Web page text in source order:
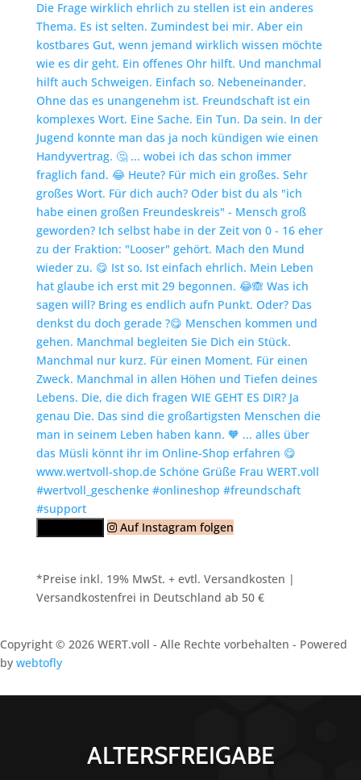
Auf Instagram folgen
*Preise inkl. 19% MwSt. + evtl. Versandkosten |
Versandkostenfrei in Deutschland ab 50 €
Copyright © 2026 WERT.voll - Alle Rechte vorbehalten - Powered
by webtofly
ALTERSFREIGABE